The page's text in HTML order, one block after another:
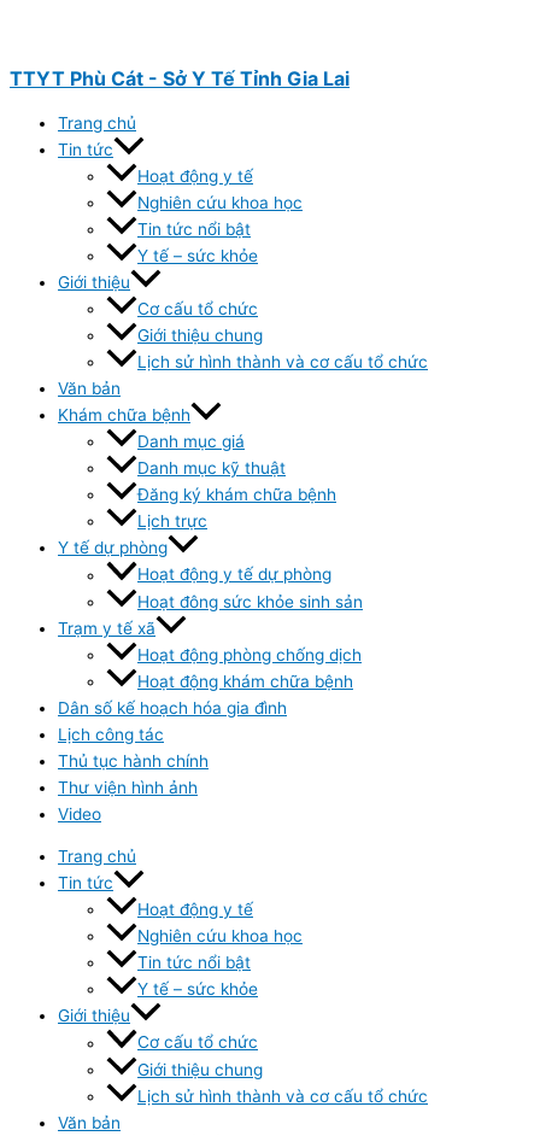
dung
TTYT Phù Cát - Sở Y Tế Tỉnh Gia Lai
Trang chủ
Tin tức
Hoạt động y tế
Nghiên cứu khoa học
Tin tức nổi bật
Y tế – sức khỏe
Giới thiệu
Cơ cấu tổ chức
Giới thiệu chung
Lịch sử hình thành và cơ cấu tổ chức
Văn bản
Khám chữa bệnh
Danh mục giá
Danh mục kỹ thuật
Đăng ký khám chữa bệnh
Lịch trực
Y tế dự phòng
Hoạt động y tế dự phòng
Hoạt đông sức khỏe sinh sản
Trạm y tế xã
Hoạt động phòng chống dịch
Hoạt động khám chữa bệnh
Dân số kế hoạch hóa gia đình
Lịch công tác
Thủ tục hành chính
Thư viện hình ảnh
Video
Trang chủ
Tin tức
Hoạt động y tế
Nghiên cứu khoa học
Tin tức nổi bật
Y tế – sức khỏe
Giới thiệu
Cơ cấu tổ chức
Giới thiệu chung
Lịch sử hình thành và cơ cấu tổ chức
Văn bản